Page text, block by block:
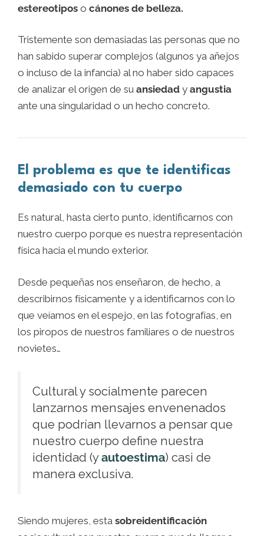
estereotipos o cánones de belleza.
Tristemente son demasiadas las personas que no
han sabido superar complejos (algunos ya añejos
o incluso de la infancia) al no haber sido capaces
de analizar el origen de su ansiedad y angustia
ante una singularidad o un hecho concreto.
El problema es que te identificas
demasiado con tu cuerpo
Es natural, hasta cierto punto, identificarnos con
nuestro cuerpo porque es nuestra representación
física hacia el mundo exterior.
Desde pequeñas nos enseñaron, de hecho, a
describirnos físicamente y a identificarnos con lo
que veíamos en el espejo, en las fotografías, en
los piropos de nuestros familiares o de nuestros
novietes…
Cultural y socialmente parecen
lanzarnos mensajes envenenados
que podrían llevarnos a pensar que
nuestro cuerpo define nuestra
identidad (yautoestima) casi de
manera exclusiva.
Siendo mujeres, esta sobreidentificación